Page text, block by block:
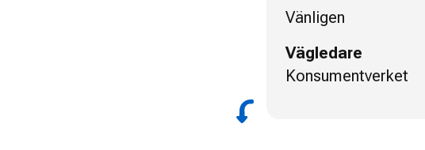
Vänligen
Vägledare
Konsumentverket